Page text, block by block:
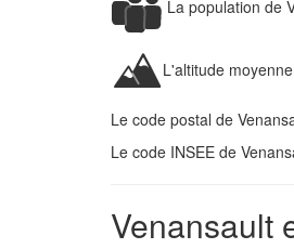
La population de
L'altitude
Le code postal de
Le code INSEE de
Venansault